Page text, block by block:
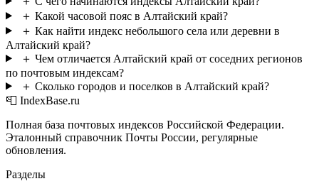
＋ Какой часовой пояс в Алтайский край?
＋ Как найти индекс небольшого села или деревни в
Алтайский край?
＋ Чем отличается Алтайский край от соседних регионов
по почтовым индексам?
＋ Сколько городов и поселков в Алтайский край?
📮 IndexBase.ru
Полная база почтовых индексов Российской Федерации.
Эталонный справочник Почты России, регулярные
обновления.
Разделы